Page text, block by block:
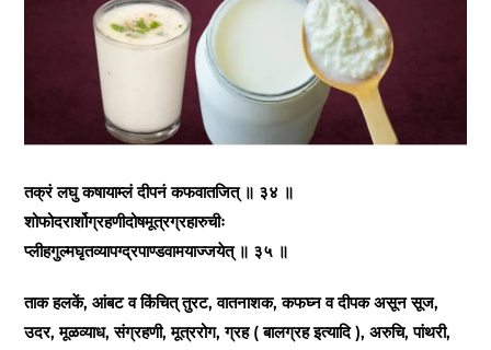
तक्रं लघु कषायाम्लं दीपनं कफवातजित्‌ ॥ ३४ ॥
शोफोदरार्शोग्रहणीदोषमूत्रग्रहारुचीः
प्लीहगुल्मघृतव्यापग्द्रपाण्डवामयाज्जयेत्‌ ॥ ३५ ॥
ताक हलकें, आंबट व किंचित्‌ तुरट, वातनाशक, कफघ्न व दीपक असून सूज,
उदर, मूळव्याध, संग्रहणी, मूत्ररोग, ग्रह ( बालग्रह इत्यादि ), अरुचि, पांथरी,